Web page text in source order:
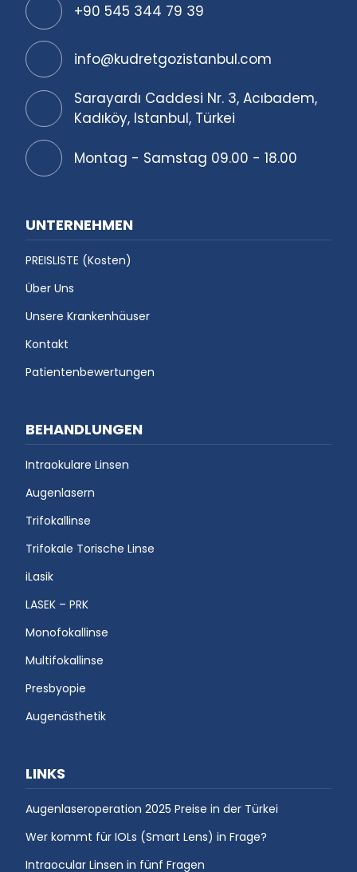
+90 545 344 79 39
info@kudretgozistanbul.com
Sarayardı Caddesi Nr. 3, Acıbadem,
Kadıköy, Istanbul, Türkei
Montag - Samstag 09.00 - 18.00
UNTERNEHMEN
PREISLISTE (Kosten)
Über Uns
Unsere Krankenhäuser
Kontakt
Patientenbewertungen
BEHANDLUNGEN
Intraokulare Linsen
Augenlasern
Trifokallinse
Trifokale Torische Linse
iLasik
LASEK – PRK
Monofokallinse
Multifokallinse
Presbyopie
Augenästhetik
LINKS
Augenlaseroperation 2025 Preise in der Türkei
Wer kommt für IOLs (Smart Lens) in Frage?
Intraocular Linsen in fünf Fragen